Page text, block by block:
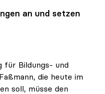
an und setzen
für Bildungs- und
die heute im
soll, müsse den